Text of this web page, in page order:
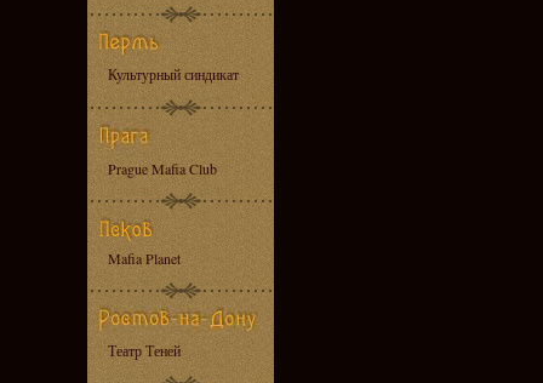
Культурный синдикат
Prague Mafia Club
Mafia Planet
Театр Теней